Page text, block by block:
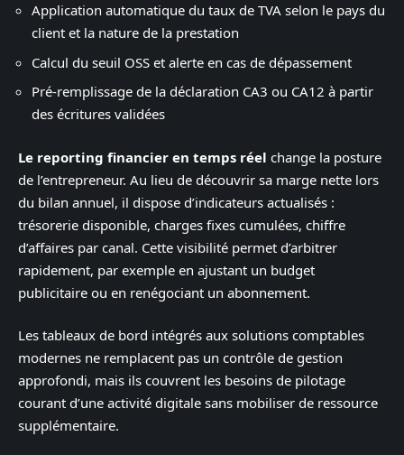
Application automatique du taux de TVA selon le pays du
client et la nature de la prestation
Calcul du seuil OSS et alerte en cas de dépassement
Pré-remplissage de la déclaration CA3 ou CA12 à partir
des écritures validées
Le reporting financier en temps réel change la posture
de l’entrepreneur. Au lieu de découvrir sa marge nette lors
du bilan annuel, il dispose d’indicateurs actualisés :
trésorerie disponible, charges fixes cumulées, chiffre
d’affaires par canal. Cette visibilité permet d’arbitrer
rapidement, par exemple en ajustant un budget
publicitaire ou en renégociant un abonnement.
Les tableaux de bord intégrés aux solutions comptables
modernes ne remplacent pas un contrôle de gestion
approfondi, mais ils couvrent les besoins de pilotage
courant d’une activité digitale sans mobiliser de ressource
supplémentaire.